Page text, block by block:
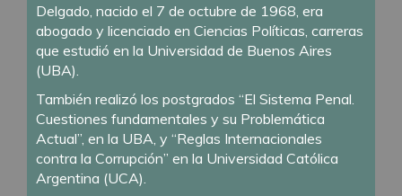
Delgado, nacido el 7 de octubre de 1968, era
abogado y licenciado en Ciencias Políticas, carreras
que estudió en la Universidad de Buenos Aires
(UBA).
También realizó los postgrados “El Sistema Penal.
Cuestiones fundamentales y su Problemática
Actual”, en la UBA, y “Reglas Internacionales
contra la Corrupción” en la Universidad Católica
Argentina (UCA).